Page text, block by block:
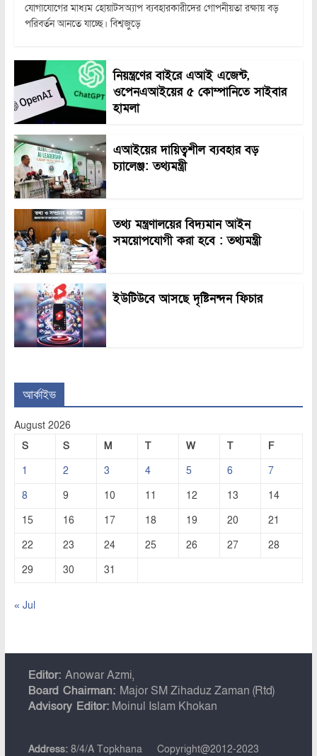
যোগাযোগের মাধ্যম হোয়াটসঅ্যাপ ব্যবহারকারীদের গোপনীয়তা রক্ষায় বড়
পরিবর্তন আনতে যাচ্ছে। বিশ্বজুড়ে
নিয়ন্ত্রণের বাইরে এআই এজেন্ট,
ওপেনএআইয়ের ৫ কোম্পানিতে সাইবার
হামলা
এআইয়ের দায়িত্বশীল ব্যবহার বড়
চ্যালেঞ্জ: তথ্যমন্ত্রী
তথ্য মন্ত্রণালয়ের বিদ্যমান আইন
সময়োপযোগী করা হবে : তথ্যমন্ত্রী
ইউটিউবে আসছে দৃষ্টিনন্দন ফিচার
আর্কাইভ
August 2026
S
S M T W T
F
1
2 3 4 5 6
7
8
9 10 11 12 13
14
15
16 17 18 19 20
21
22
23 24 25 26 27
28
29
30 31
« Jul
Editor: Anowar Azmi,
Board Chairman: Major SM Zihaduz Zaman (Rtd)
Advisory Editor:Moinul Islam Khokan
Address:8/4/A Topkhana
Copyright@2012-2023